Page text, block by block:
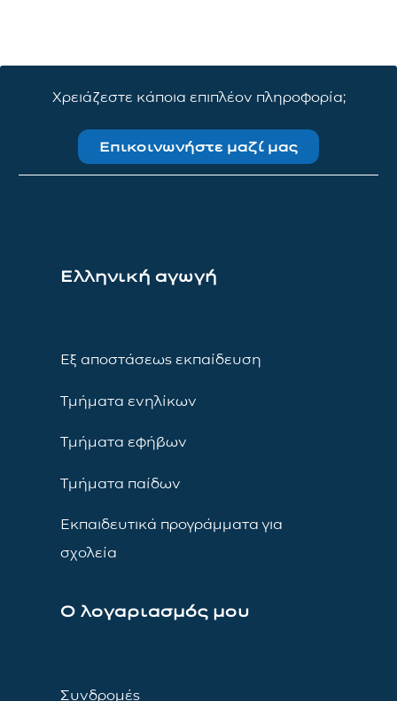
Χρειάζεστε κάποια επιπλέον πληροφορία;
Επικοινωνήστε μαζί μας
Ελληνική αγωγή
Εξ αποστάσεως εκπαίδευση
Τμήματα ενηλίκων
Τμήματα εφήβων
Τμήματα παίδων
Εκπαιδευτικά προγράμματα για
σχολεία
Ο λογαριασμός μου
Συνδρομές